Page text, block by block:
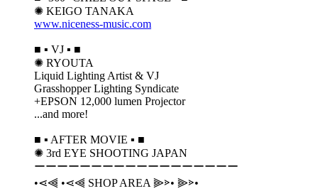
✺ KEIGO TANAKA
www.niceness-music.com
■ ▪️ VJ ▪️ ■
✺ RYOUTA
Liquid Lighting Artist & VJ
Grasshopper Lighting Syndicate
+EPSON 12,000 lumen Projector
...and more!
■ ▪️ AFTER MOVIE ▪️ ■
✺ 3rd EYE SHOOTING JAPAN
ーーーーーーーーーーーーーーーーーー
•⋖⫷ •⋖⫷ SHOP AREA ⫸⋗• ⫸⋗•